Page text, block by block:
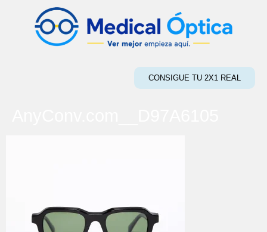
CONSIGUE TU 2X1 REAL